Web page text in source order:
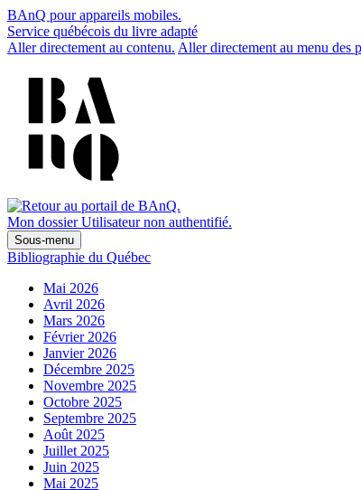
BAnQ pour appareils mobiles.
Service québécois du livre adapté
Aller directement au contenu. Aller directement au menu des
Mon dossier Utilisateur non authentifié.
Sous-menu
Bibliographie du Québec
Mai 2026
Avril 2026
Mars 2026
Février 2026
Janvier 2026
Décembre 2025
Novembre 2025
Octobre 2025
Septembre 2025
Août 2025
Juillet 2025
Juin 2025
Mai 2025